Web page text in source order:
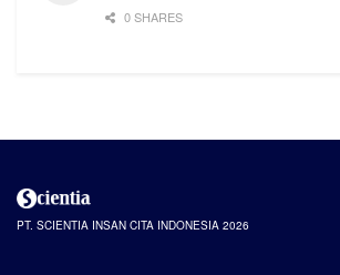
0 SHARES
PT. SCIENTIA INSAN CITA INDONESIA 2026